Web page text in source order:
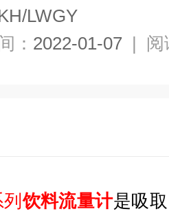
LWGY
： 2022-01-07 | 阅
列饮料流量计是吸